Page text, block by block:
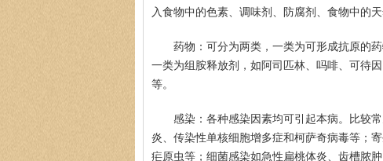
入食物中的色素、调味剂、防腐剂、食物中的
药物：可分为两类，一类为可形成抗原的
一类为组胺释放剂，如阿司匹林、吗啡、可待
等。
感染：各种感染因素均可引起本病。比较
炎、传染性单核细胞增多症和柯萨奇病毒等；
疟原虫等；细菌感染如急性扁桃体炎、齿槽脓